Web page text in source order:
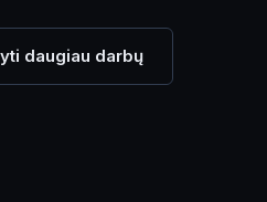
daugiau darbų